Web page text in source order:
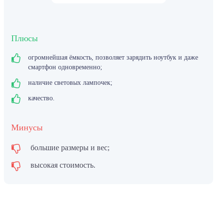
Плюсы
огромнейшая ёмкость, позволяет зарядить ноутбук и даже
смартфон одновременно;
наличие световых лампочек;
качество.
Минусы
большие размеры и вес;
высокая стоимость.